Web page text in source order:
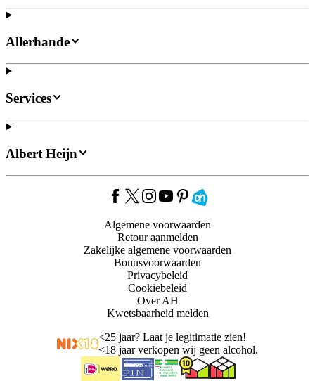
Allerhande
Services
Albert Heijn
Algemene voorwaarden
Retour aanmelden
Zakelijke algemene voorwaarden
Bonusvoorwaarden
Privacybeleid
Cookiebeleid
Over AH
Kwetsbaarheid melden
<25 jaar? Laat je legitimatie zien!
<18 jaar verkopen wij geen alcohol.